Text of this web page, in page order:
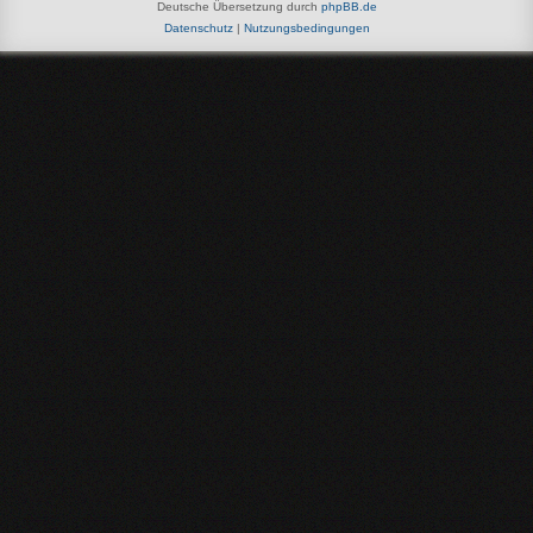
Deutsche Übersetzung durch phpBB.de
Datenschutz| Nutzungsbedingungen